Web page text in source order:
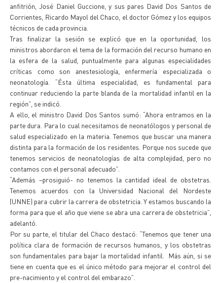
anfitrión, José Daniel Guccione, y sus pares David Dos Santos de
Corrientes, Ricardo Mayol del Chaco, el doctor Gómez y los equipos
técnicos de cada provincia.
Tras finalizar la sesión se explicó que en la oportunidad, los
ministros abordaron el tema de la formación del recurso humano en
la esfera de la salud, puntualmente para algunas especialidades
críticas como son anestesiología, enfermería especializada o
neonatología. “Ésta última especialidad, es fundamental para
continuar reduciendo la parte blanda de la mortalidad infantil en la
región”, se indicó.
A ello, el ministro David Dos Santos sumó: “Ahora entramos en la
parte dura. Para lo cual necesitamos de neonatólogos y personal de
salud especializado en la materia. Tenemos que buscar una manera
distinta para la formación de los residentes. Porque nos sucede que
tenemos servicios de neonatologías de alta complejidad, pero no
contamos con el personal adecuado”.
“Además –prosiguió- no tenemos la cantidad ideal de obstetras.
Tenemos acuerdos con la Universidad Nacional del Nordeste
(UNNE) para cubrir la carrera de obstetricia. Y estamos buscando la
forma para que el año que viene se abra una carrera de obstetricia”,
adelantó.
Por su parte, el titular del Chaco destacó: “Tenemos que tener una
política clara de formación de recursos humanos, y los obstetras
son fundamentales para bajar la mortalidad infantil. Más aún, si se
tiene en cuenta que es el único método para mejorar el control del
pre-nacimiento y el control del embarazo”.